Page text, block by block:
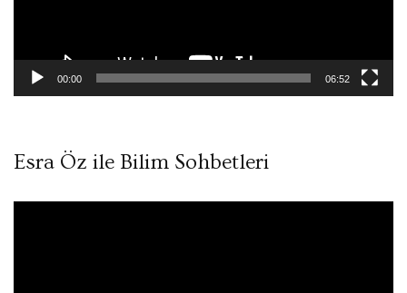
00:00 06:52
Esra Öz ile Bilim Sohbetleri